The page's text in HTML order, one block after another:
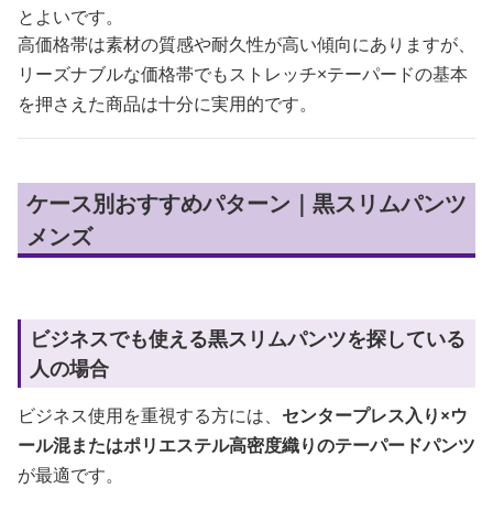
とよいです。
高価格帯は素材の質感や耐久性が高い傾向にありますが、
リーズナブルな価格帯でもストレッチ×テーパードの基本
を押さえた商品は十分に実用的です。
ケース別おすすめパターン｜黒スリムパンツ
メンズ
ビジネスでも使える黒スリムパンツを探している
人の場合
ビジネス使用を重視する方には、 センタープレス入り×ウ
ール混またはポリエステル高密度織りのテーパードパンツ
が最適です。